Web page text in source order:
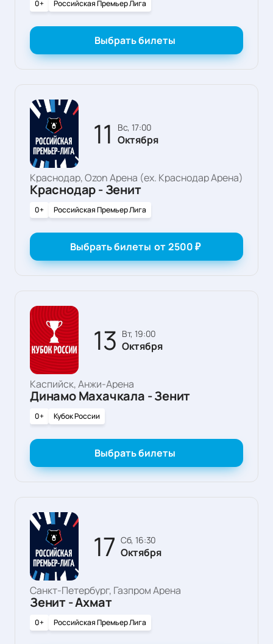
0+ Российская Премьер Лига
Выбрать билеты
11 вс, 17:00
Октября
Краснодар, Ozon Арена (ex. Краснодар Арена)
Краснодар - Зенит
0+ Российская Премьер Лига
Выбрать билеты от2500₽
13 вт, 19:00
Октября
Каспийск, Анжи-Арена
Динамо Махачкала - Зенит
0+ Кубок России
Выбрать билеты
17 сб, 16:30
Октября
Санкт-Петербург, Газпром Арена
Зенит - Ахмат
0+ Российская Премьер Лига